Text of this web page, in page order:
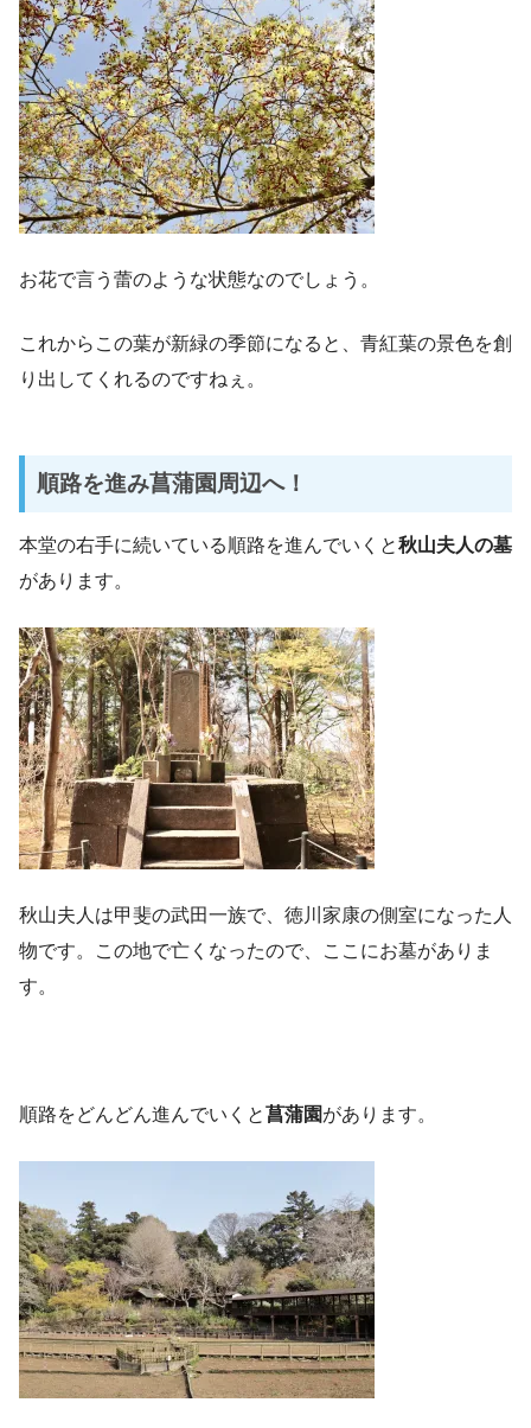
お花で言う蕾のような状態なのでしょう。
これからこの葉が新緑の季節になると、青紅葉の景色を創
り出してくれるのですねぇ。
順路を進み菖蒲園周辺へ！
本堂の右手に続いている順路を進んでいくと秋山夫人の墓
があります。
秋山夫人は甲斐の武田一族で、徳川家康の側室になった人
物です。この地で亡くなったので、ここにお墓がありま
す。
順路をどんどん進んでいくと菖蒲園があります。